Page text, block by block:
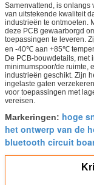
Samenvattend, is onlangs
van uitstekende kwaliteit
industrieën te ontmoeten.
deze PCB gewaarborgd
toepassingen te leveren.
en -40℃ aan +85℃
De PCB-bouwdetails, met
minimumspoor/de ruimte,
industrieën geschikt. Zijn
ingelaste gaten
voor toepassingen met
vereisen.
Markeringen: hoge
het ontwerp van de
bluetooth circuit